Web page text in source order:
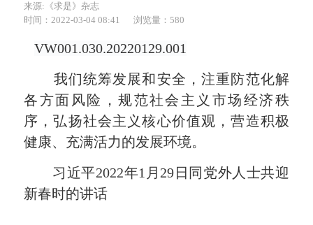
来源:《求是》杂志
时间：2022-03-04 08:41
浏览量：580
VW001.030.20220129.001
我们统筹发展和安全，注重防范化解
各方面风险，规范社会主义市场经济秩
序，弘扬社会主义核心价值观，营造积极
健康、充满活力的发展环境。
习近平2022年1月29日同党外人士共迎
新春时的讲话